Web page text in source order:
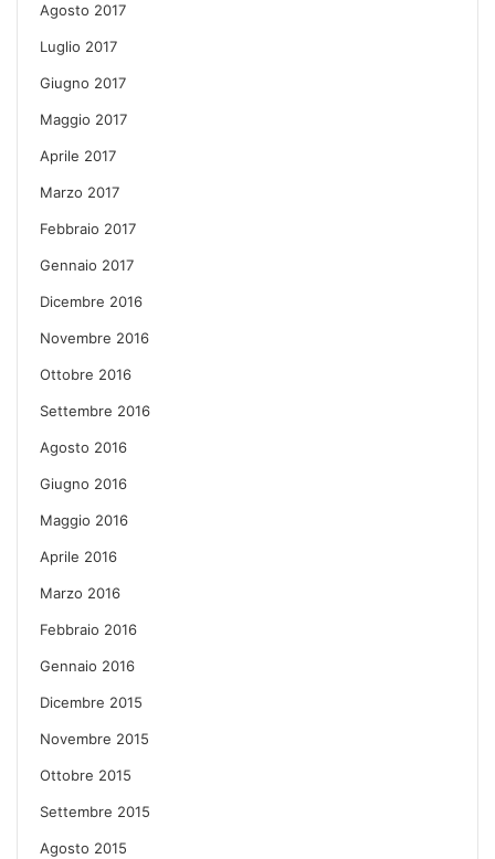
Agosto 2017
Luglio 2017
Giugno 2017
Maggio 2017
Aprile 2017
Marzo 2017
Febbraio 2017
Gennaio 2017
Dicembre 2016
Novembre 2016
Ottobre 2016
Settembre 2016
Agosto 2016
Giugno 2016
Maggio 2016
Aprile 2016
Marzo 2016
Febbraio 2016
Gennaio 2016
Dicembre 2015
Novembre 2015
Ottobre 2015
Settembre 2015
Agosto 2015